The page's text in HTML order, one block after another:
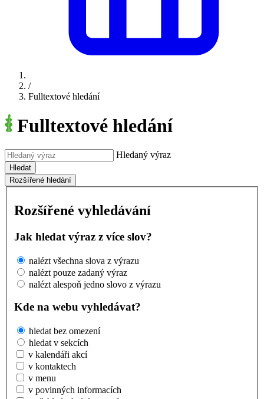
/
Fulltextové hledání
Fulltextové hledání
Hledaný výraz
Hledat
Rozšířené hledání
Rozšířené vyhledávání
Jak hledat výraz z více slov?
nalézt všechna slova z výrazu
nalézt pouze zadaný výraz
nalézt alespoň jedno slovo z výrazu
Kde na webu vyhledávat?
hledat bez omezení
hledat v sekcích
v kalendáři akcí
v kontaktech
v menu
v povinných informacích